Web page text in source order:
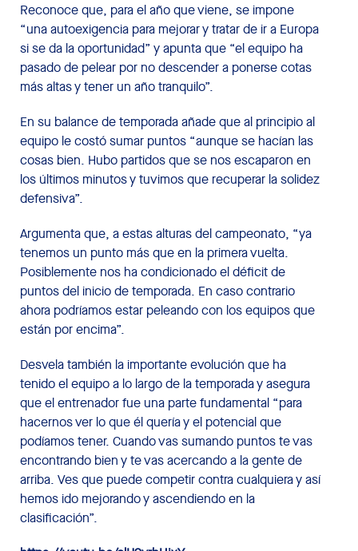
Reconoce que, para el año que viene, se impone
“una autoexigencia para mejorar y tratar de ir a Europa
si se da la oportunidad” y apunta que “el equipo ha
pasado de pelear por no descender a ponerse cotas
más altas y tener un año tranquilo”.
En su balance de temporada añade que al principio al
equipo le costó sumar puntos “aunque se hacían las
cosas bien. Hubo partidos que se nos escaparon en
los últimos minutos y tuvimos que recuperar la solidez
defensiva”.
Argumenta que, a estas alturas del campeonato, “ya
tenemos un punto más que en la primera vuelta.
Posiblemente nos ha condicionado el déficit de
puntos del inicio de temporada. En caso contrario
ahora podríamos estar peleando con los equipos que
están por encima”.
Desvela también la importante evolución que ha
tenido el equipo a lo largo de la temporada y asegura
que el entrenador fue una parte fundamental “para
hacernos ver lo que él quería y el potencial que
podíamos tener. Cuando vas sumando puntos te vas
encontrando bien y te vas acercando a la gente de
arriba. Ves que puede competir contra cualquiera y así
hemos ido mejorando y ascendiendo en la
clasificación”.